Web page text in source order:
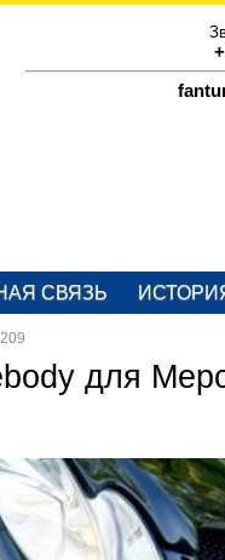
СВЯЗЬ
для